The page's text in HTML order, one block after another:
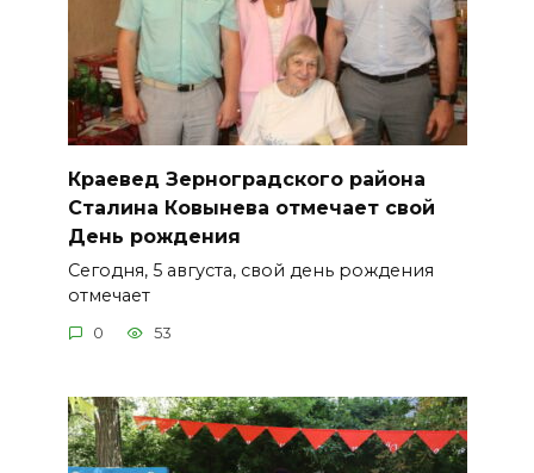
Краевед Зерноградского района
Сталина Ковынева отмечает свой
День рождения
Сегодня, 5 августа, свой день рождения
отмечает
0 53